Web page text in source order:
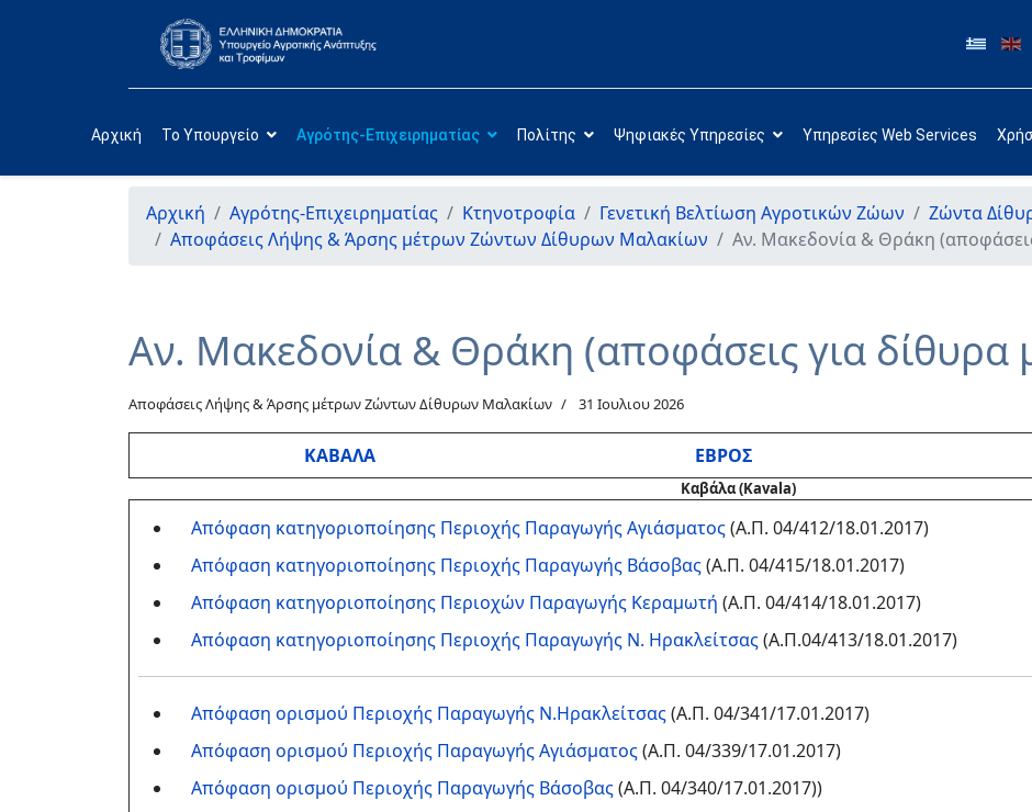
Αρχική Το Υπουργείο Αγρότης-Επιχειρηματίας Πολίτης Ψηφιακές Υπηρεσίες Υπηρεσίες Web Services
Αρχική Αγρότης-Επιχειρηματίας Κτηνοτροφία Γενετική Βελτίωση Αγροτικών Ζώων
Ζώντα
Αποφάσεις Λήψης & Άρσης μέτρων Ζώντων Δίθυρων Μαλακίων
Αν. Μακεδονία & Θράκη
Αν. Μακεδονία & Θράκη (αποφάσεις για δίθυρα
Αποφάσεις Λήψης & Άρσης μέτρων Ζώντων Δίθυρων Μαλακίων 31 Ιουλιου 2026
ΚΑΒΑΛΑ ΕΒΡΟΣ
Καβάλα (Kavala)
Απόφαση κατηγοριοποίησης Περιοχής Παραγωγής Αγιάσματος(Α.Π. 04/412/18.01.2017)
Απόφαση κατηγοριοποίησης Περιοχής Παραγωγής Βάσοβας(Α.Π. 04/415/18.01.2017)
Απόφαση κατηγοριοποίησης Περιοχών Παραγωγής Κεραμωτή (Α.Π. 04/414/18.01.2017)
Απόφαση κατηγοριοποίησης Περιοχής Παραγωγής Ν. Ηρακλείτσας(Α.Π.04/413/18.01.2017)
Απόφαση ορισμού Περιοχής Παραγωγής Ν.Ηρακλείτσας(Α.Π. 04/341/17.01.2017)
Απόφαση ορισμού Περιοχής Παραγωγής Αγιάσματος(Α.Π. 04/339/17.01.2017)
Απόφαση ορισμού Περιοχής Παραγωγής Βάσοβας(Α.Π. 04/340/17.01.2017))